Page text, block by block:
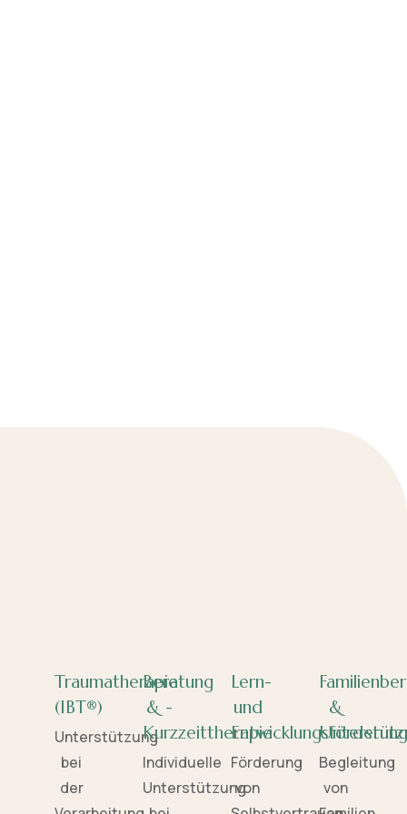
Traumatherapie
(IBT®)
Unterstützung
bei
der
Beratung
& -
Kurzzeittherapie
Individuelle
Unterstützung
Lern-
und
Entwicklungsförderung
Förderung
von
&
Begleitung
von